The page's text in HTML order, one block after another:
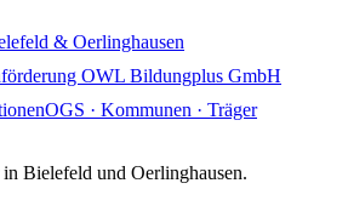
& Oerlinghausen
OWL Bildungplus GmbH
OGS · Kommunen · Träger
Bielefeld und Oerlinghausen.